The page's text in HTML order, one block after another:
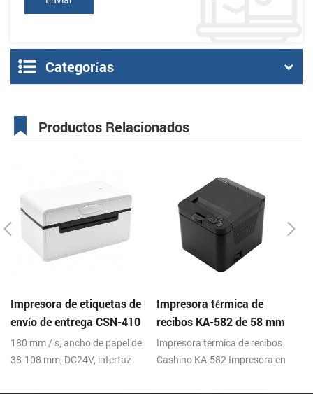
Categorías
Productos Relacionados
Impresora de etiquetas de
envío de entrega CSN-410
4inch 4x6 fedex UPS
180 mm / s, ancho de papel de
38-108 mm, DC24V, interfaz
Impresora térmica de
recibos KA-582 de 58 mm
Impresora en la nube de
escritorio
Impresora térmica de recibos
Cashino KA-582 Impresora en